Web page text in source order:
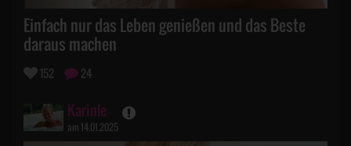
Einfach nur das Leben genießen und das Beste
daraus machen
152 24
Karinle
am 14.01.2025